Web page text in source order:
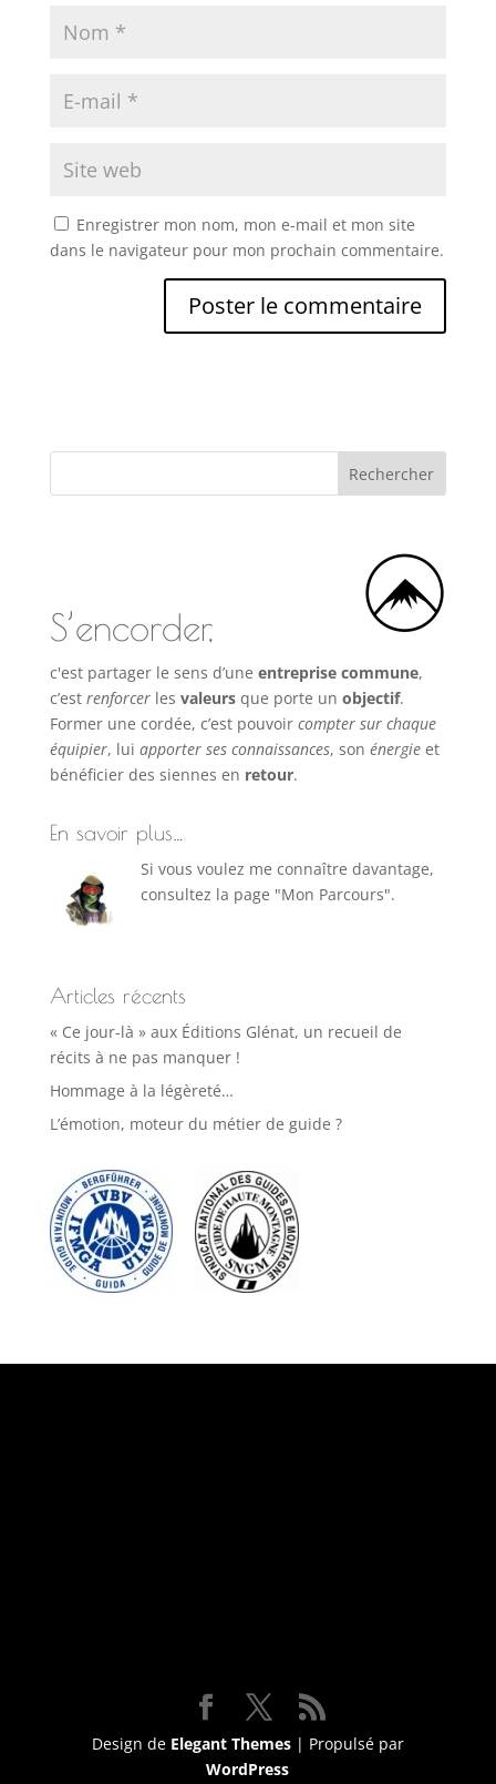
Enregistrer mon nom, mon e-mail et mon site
dans le navigateur pour mon prochain commentaire.
S’encorder,
c'est partager le sens d’une entreprise commune,
c’est renforcerles valeursque porte un objectif.
Former une cordée, c’est pouvoircompter sur chaque
équipier, lui apporter ses connaissances, son énergieet
bénéficier des siennes en retour.
En savoir plus…
Si vous voulez me connaître davantage,
consultez la page "Mon Parcours".
Articles récents
« Ce jour-là » aux Éditions Glénat, un recueil de
récits à ne pas manquer !
Hommage à la légèreté…
L’émotion, moteur du métier de guide ?
Design de Elegant Themes| Propulsé par
WordPress